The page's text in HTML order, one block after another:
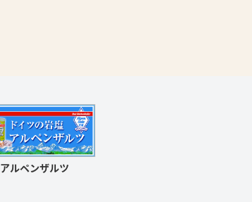
アルペンザルツ